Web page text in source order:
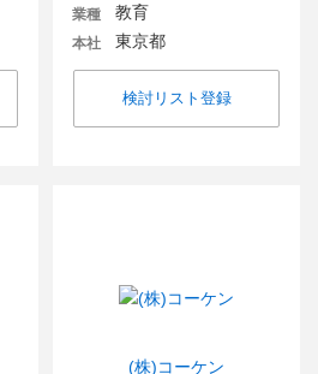
業種 教育
本社 東京都
検討リスト登録
(株)コーケン